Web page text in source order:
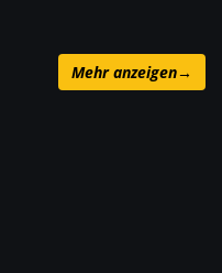
Mehr anzeigen→